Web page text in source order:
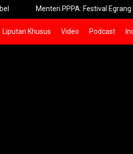
Menteri PPPA: Festival Egrang Perkuat
Liputan Khusus Video Podcast